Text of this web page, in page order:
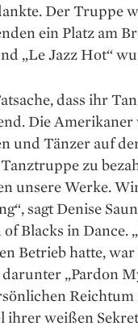
Der Truppe
ein Platz am
„Le Jazz Hot“
dass ihr
Die
und Tänzer auf
zu
unsere Werke.
sagt Denise
of Blacks in
Betrieb hatte,
„Pardon
ihrer weißen